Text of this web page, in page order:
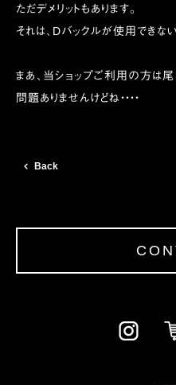
ただデメリットもあります。
それは、Dバックルが使用できな
まあ、当ショップご利用の方は
問題ありませんけどね・・・・
Back